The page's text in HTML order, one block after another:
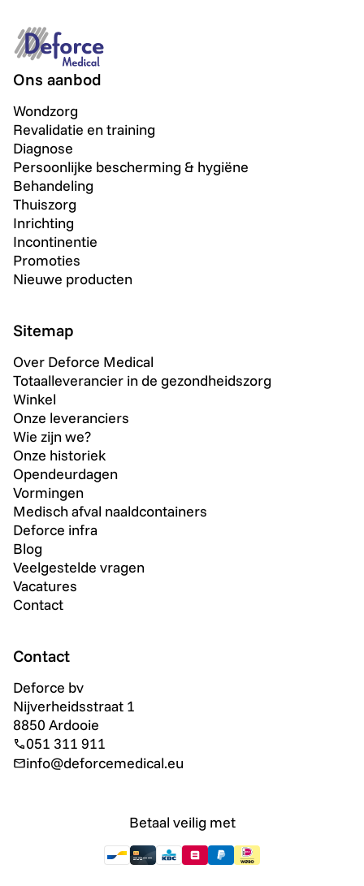
Ons aanbod
Wondzorg
Revalidatie en training
Diagnose
Persoonlijke bescherming & hygiëne
Behandeling
Thuiszorg
Inrichting
Incontinentie
Promoties
Nieuwe producten
Sitemap
Over Deforce Medical
Totaalleverancier in de gezondheidszorg
Winkel
Onze leveranciers
Wie zijn we?
Onze historiek
Opendeurdagen
Vormingen
Medisch afval naaldcontainers
Deforce infra
Blog
Veelgestelde vragen
Vacatures
Contact
Contact
Deforce bv
Nijverheidsstraat 1
8850 Ardooie
051 311 911
info@deforcemedical.eu
Betaal veilig met